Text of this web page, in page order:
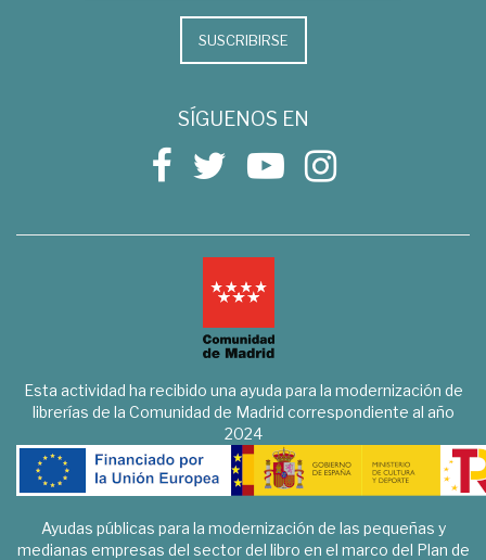
SUSCRIBIRSE
SÍGUENOS EN
Esta actividad ha recibido una ayuda para la modernización de
librerías de la Comunidad de Madrid correspondiente al año
2024
Ayudas públicas para la modernización de las pequeñas y
medianas empresas del sector del libro en el marco del Plan de